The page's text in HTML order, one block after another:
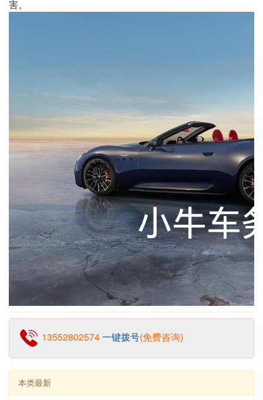
害。
13552802574一键拨号(免费咨询)
本类最新